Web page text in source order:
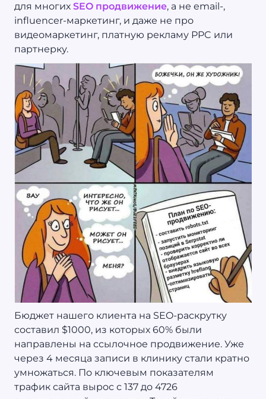
для многих SEO продвижение, а не email-,
influencer-маркетинг, и даже не про
видеомаркетинг, платную рекламу PPC или
партнерку.
Бюджет нашего клиента на SEO-раскрутку
составил $1000, из которых 60% были
направлены на ссылочное продвижение. Уже
через 4 месяца записи в клинику стали кратно
умножаться. По ключевым показателям
трафик сайта вырос с 137 до 4726